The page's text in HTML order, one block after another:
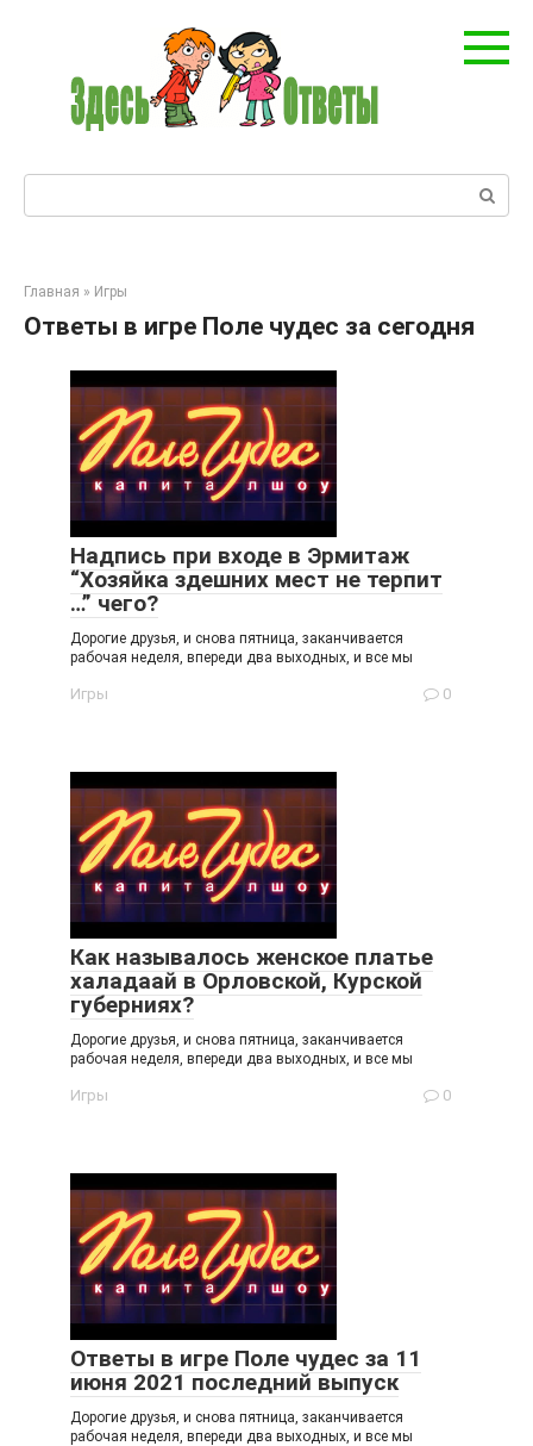
Поиск:
Главная » Игры
Ответы в игре Поле чудес за сегодня
Надпись при входе в Эрмитаж
“Хозяйка здешних мест не терпит
…” чего?
Дорогие друзья, и снова пятница, заканчивается
рабочая неделя, впереди два выходных, и все мы
Игры 0
Как называлось женское платье
халадаай в Орловской, Курской
губерниях?
Дорогие друзья, и снова пятница, заканчивается
рабочая неделя, впереди два выходных, и все мы
Игры 0
Ответы в игре Поле чудес за 11
июня 2021 последний выпуск
Дорогие друзья, и снова пятница, заканчивается
рабочая неделя, впереди два выходных, и все мы